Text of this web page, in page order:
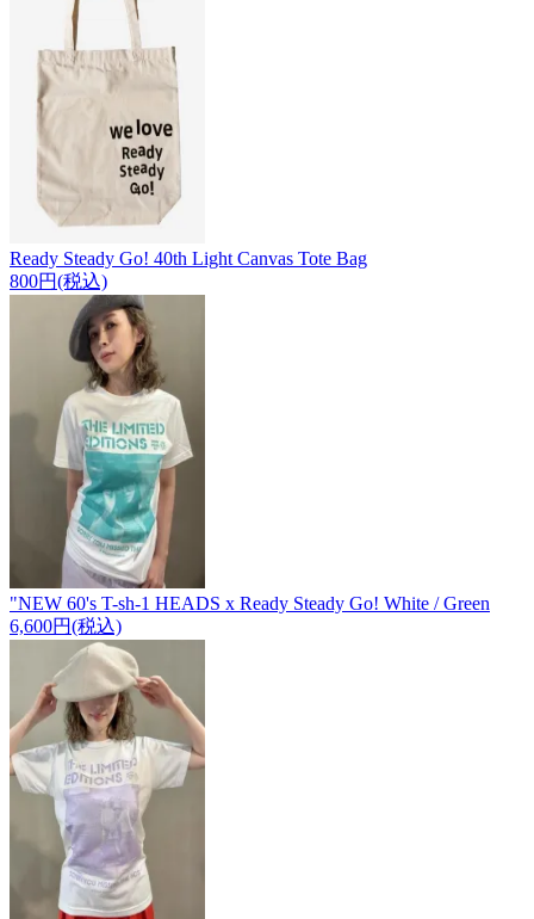
Ready Steady Go! 40th Light Canvas Tote Bag
800円(税込)
"NEW 60's T-sh-1 HEADS x Ready Steady Go! White / Green
6,600円(税込)